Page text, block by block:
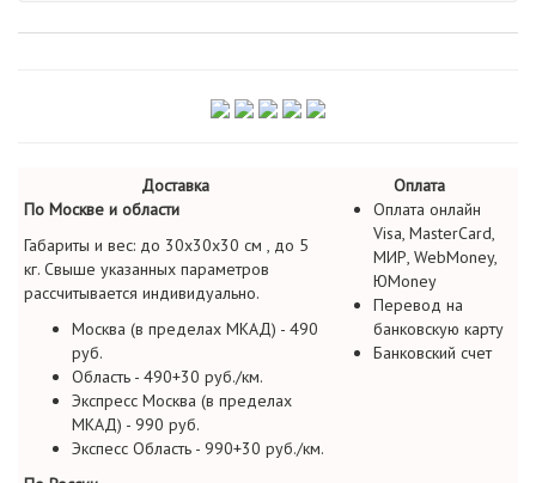
Доставка
Оплата
По Москве и области
Габариты и вес: до 30х30х30 см , до 5
кг. Свыше указанных параметров
рассчитывается индивидуально.
Москва (в пределах МКАД) - 490
руб.
Область - 490+30 руб./км.
Экспресс Москва (в пределах
МКАД) - 990 руб.
Экспесс Область - 990+30 руб./км.
Оплата онлайн
Visa, MasterCard,
МИР, WebMoney,
ЮMoney
Перевод на
банковскую карту
Банковский счет